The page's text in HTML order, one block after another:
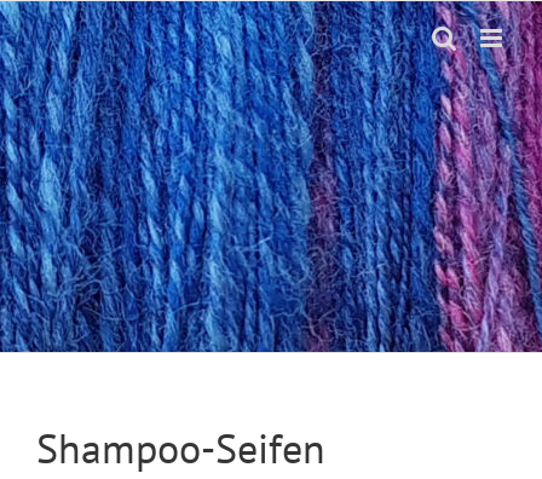
Skip
to
content
Shampoo-Seifen